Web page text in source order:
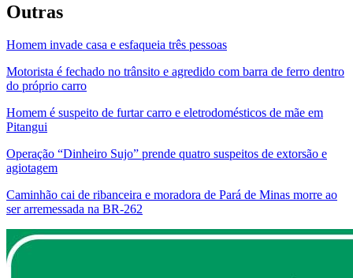
Outras
Homem invade casa e esfaqueia três pessoas
Motorista é fechado no trânsito e agredido com barra de ferro dentro
do próprio carro
Homem é suspeito de furtar carro e eletrodomésticos de mãe em
Pitangui
Operação “Dinheiro Sujo” prende quatro suspeitos de extorsão e
agiotagem
Caminhão cai de ribanceira e moradora de Pará de Minas morre ao
ser arremessada na BR-262